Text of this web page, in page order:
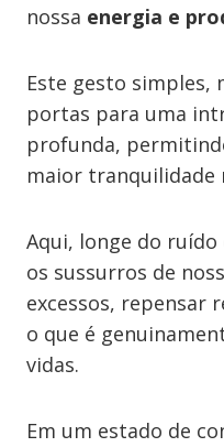
nossa energia e
Este gesto simples,
portas para uma
profunda,
maior
Aqui, longe do
os sussurros de
excessos, repensar
o que é
vidas.
Em um estado de